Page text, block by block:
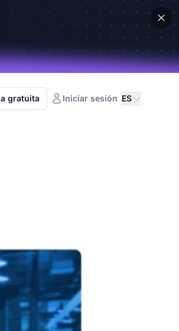
gratuita Iniciar sesión ES